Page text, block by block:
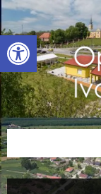
Open toolbar
Skip
to
content
Skip
to
left
sidebar
Skip
to
footer